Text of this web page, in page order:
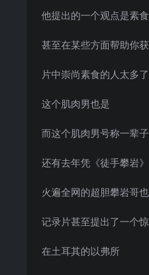
他提出的一个观点是素
甚至在某些方面帮助你
片中崇尚素食的人太多了
这个肌肉男也是
而这个肌肉男号称一辈
还有去年凭《徒手攀岩》
火遍全网的超胆攀岩哥
记录片甚至提出了一个
在土耳其的以弗所